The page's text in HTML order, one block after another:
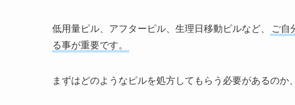
低用量ピル、アフターピル、生理日移動ピルなど、
ご自
る事が重要です。
まずはどのようなピルを処方してもらう必要があるのか